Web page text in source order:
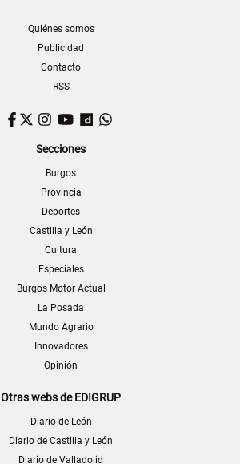
Quiénes somos
Publicidad
Contacto
RSS
Facebook
TwitterInstagram
YouTubeDailymotion
Secciones
Burgos
Provincia
Deportes
Castilla y León
Cultura
Especiales
Burgos Motor Actual
La Posada
Mundo Agrario
Innovadores
Opinión
Otras webs de EDIGRUP
Diario de León
Diario de Castilla y León
Diario de Valladolid